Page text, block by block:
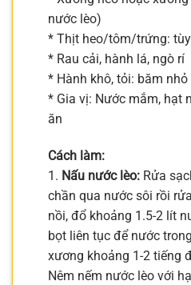
nước lèo)
* Thịt heo/tôm/trứng:
* Rau cải, hành lá, ngò rí
* Hành khô, tỏi: băm nhỏ
* Gia vị: Nước mắm, hạt
ăn
Cách làm:
1. Nấu nước lèo: Rửa
chần qua nước sôi rồi
nồi, đổ khoảng 1.5-2 lít
bọt liên tục để nước
xương khoảng 1-2 tiếng
Nêm nếm nước lèo với